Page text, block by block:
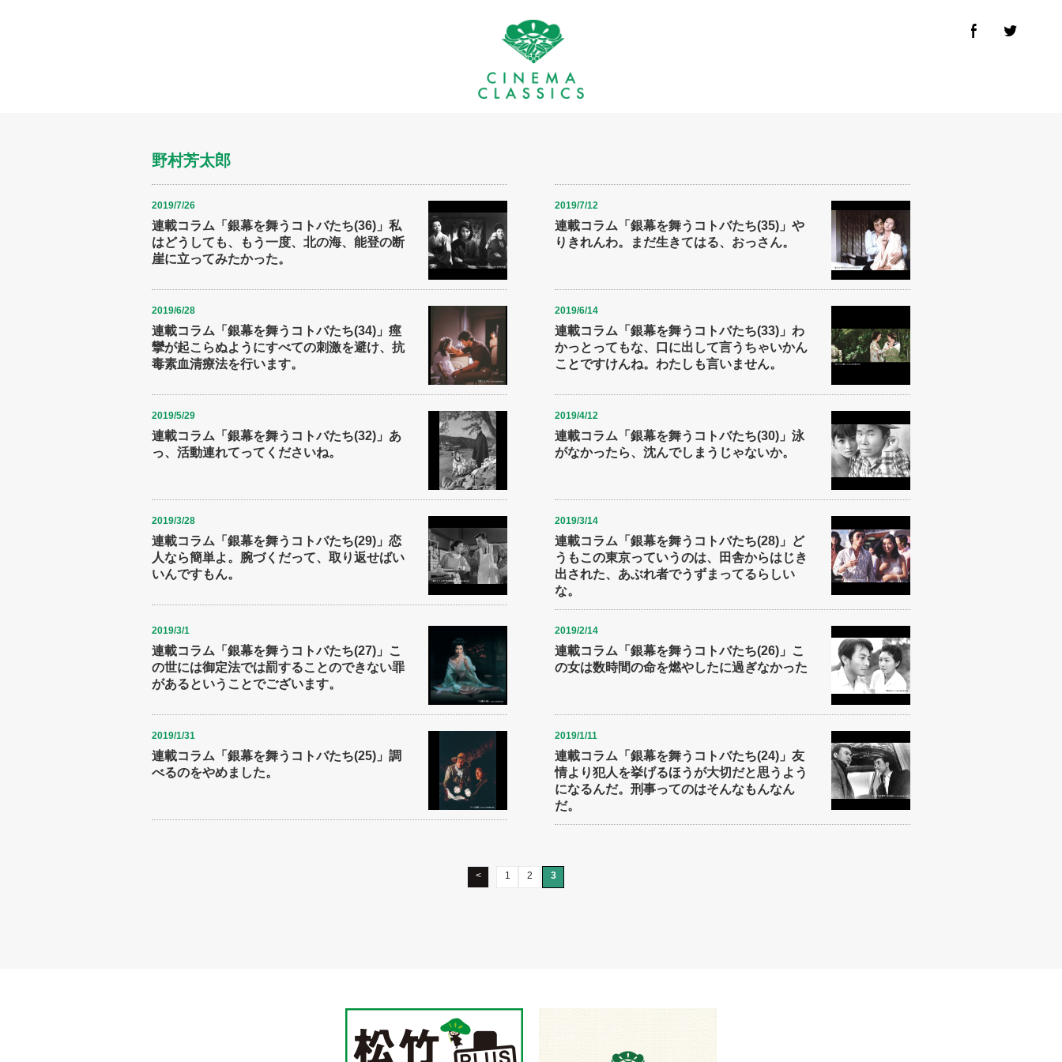
野村芳太郎
2019/7/26
連載コラム「銀幕を舞うコトバたち(36)」私
はどうしても、もう一度、北の海、能登の断
崖に立ってみたかった。
2019/7/12
連載コラム「銀幕を舞うコトバたち(35)」や
りきれんわ。まだ生きてはる、おっさん。
2019/6/28
連載コラム「銀幕を舞うコトバたち(34)」痙
攣が起こらぬようにすべての刺激を避け、抗
毒素血清療法を行います。
2019/6/14
連載コラム「銀幕を舞うコトバたち(33)」わ
かっとってもな、口に出して言うちゃいかん
ことですけんね。わたしも言いません。
2019/5/29
連載コラム「銀幕を舞うコトバたち(32)」あ
っ、活動連れてってくださいね。
2019/4/12
連載コラム「銀幕を舞うコトバたち(30)」泳
がなかったら、沈んでしまうじゃないか。
2019/3/28
連載コラム「銀幕を舞うコトバたち(29)」恋
人なら簡単よ。腕づくだって、取り返せばい
いんですもん。
2019/3/14
連載コラム「銀幕を舞うコトバたち(28)」ど
うもこの東京っていうのは、田舎からはじき
出された、あぶれ者でうずまってるらしい
な。
2019/3/1
連載コラム「銀幕を舞うコトバたち(27)」こ
の世には御定法では罰することのできない罪
があるということでございます。
2019/2/14
連載コラム「銀幕を舞うコトバたち(26)」こ
の女は数時間の命を燃やしたに過ぎなかった
2019/1/31
連載コラム「銀幕を舞うコトバたち(25)」調
べるのをやめました。
2019/1/11
連載コラム「銀幕を舞うコトバたち(24)」友
情より犯人を挙げるほうが大切だと思うよう
になるんだ。刑事ってのはそんなもんなん
だ。
< 1 2 3